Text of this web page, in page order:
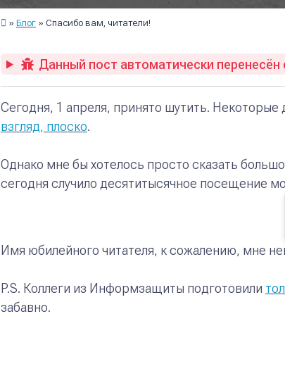
Блог Спасибо вам, читатели!
Данный пост автоматически
Сегодня, 1 апреля, принято шутить. Некоторые
взгляд, плоско.
Однако мне бы хотелось просто сказать
сегодня случило десятитысячное посещение
Имя юбилейного читателя, к сожалению, мне
P.S. Коллеги из Информзащиты подготовили
забавно.